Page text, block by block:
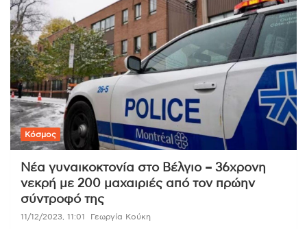
Κόσμος
Νέα γυναικοκτονία στο Βέλγιο – 36χρονη
νεκρή με 200 μαχαιριές από τον πρώην
σύντροφό της
11/12/2023, 11:01 Γεωργία Κούκη